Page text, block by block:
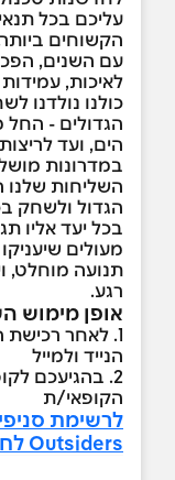
עליכם בכל
הקשוחים
עם השנים,
לאיכות,
כולנו נולדנו
הגדולים - החל
הים, ועד
במדרונות
השליחות
הגדול ולשחק
בכל יעד אליו
מעולים
תנועה מוחלט,
רגע.
אופן מימוש
1. לאחר
הנייד ולמייל
2. בהגיעכם
הקופאי/ת
Outsiders לחצו כאן >>